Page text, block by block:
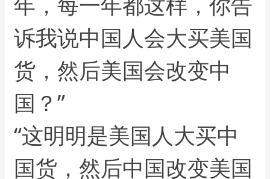
诉我说中国人会大买美国
货，然后美国会改变中
国？”
“这明明是美国人大买中
国货，然后中国改变美国